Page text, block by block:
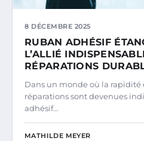
8 DÉCEMBRE 2025
RUBAN ADHÉSIF
L’ALLIÉ
RÉPARATIONS
Dans un monde où la rapidité
réparations sont devenues
adhésif…
MATHILDE MEYER